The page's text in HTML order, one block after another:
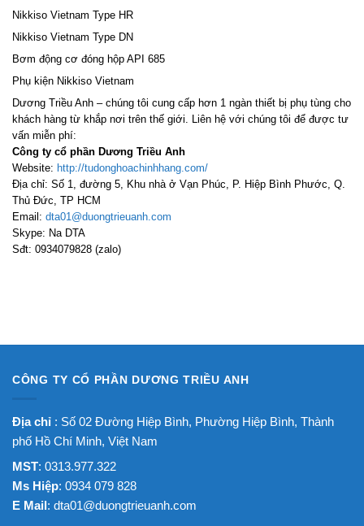
Nikkiso Vietnam Type HR
Nikkiso Vietnam Type DN
Bơm động cơ đóng hộp API 685
Phụ kiện Nikkiso Vietnam
Dương Triều Anh – chúng tôi cung cấp hơn 1 ngàn thiết bị phụ tùng cho
khách hàng từ khắp nơi trên thế giới. Liên hệ với chúng tôi để được tư
vấn miễn phí:
Công ty cổ phần Dương Triều Anh
Website: http://tudonghoachinhhang.com/
Địa chỉ: Số 1, đường 5, Khu nhà ở Vạn Phúc, P. Hiệp Bình Phước, Q.
Thủ Đức, TP HCM
Email: dta01@duongtrieuanh.com
Skype: Na DTA
Sđt: 0934079828 (zalo)
CÔNG TY CỔ PHẦN DƯƠNG TRIỀU ANH
Địa chỉ : Số 02 Đường Hiệp Bình, Phường Hiệp Bình, Thành
phố Hồ Chí Minh, Việt Nam
MST: 0313.977.322
Ms Hiệp: 0934 079 828
E Mail: dta01@duongtrieuanh.com